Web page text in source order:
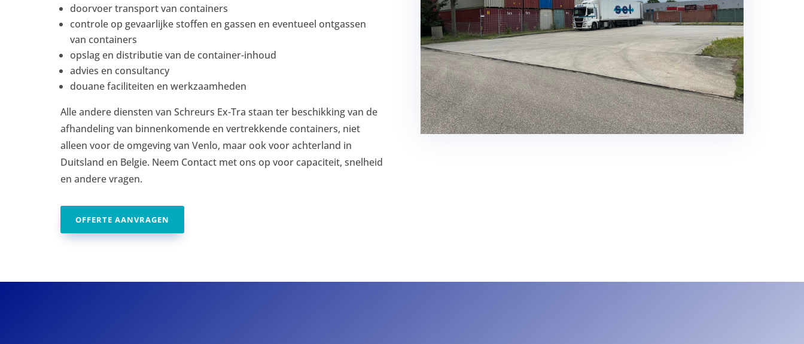
doorvoer transport van containers
controle op gevaarlijke stoffen en gassen en eventueel ontgassen
van containers
opslag en distributie van de container-inhoud
advies en consultancy
douane faciliteiten en werkzaamheden
Alle andere diensten van Schreurs Ex-Tra staan ter beschikking van de
afhandeling van binnenkomende en vertrekkende containers, niet
alleen voor de omgeving van Venlo, maar ook voor achterland in
Duitsland en Belgie. Neem Contact met ons op voor capaciteit, snelheid
en andere vragen.
OFFERTE AANVRAGEN